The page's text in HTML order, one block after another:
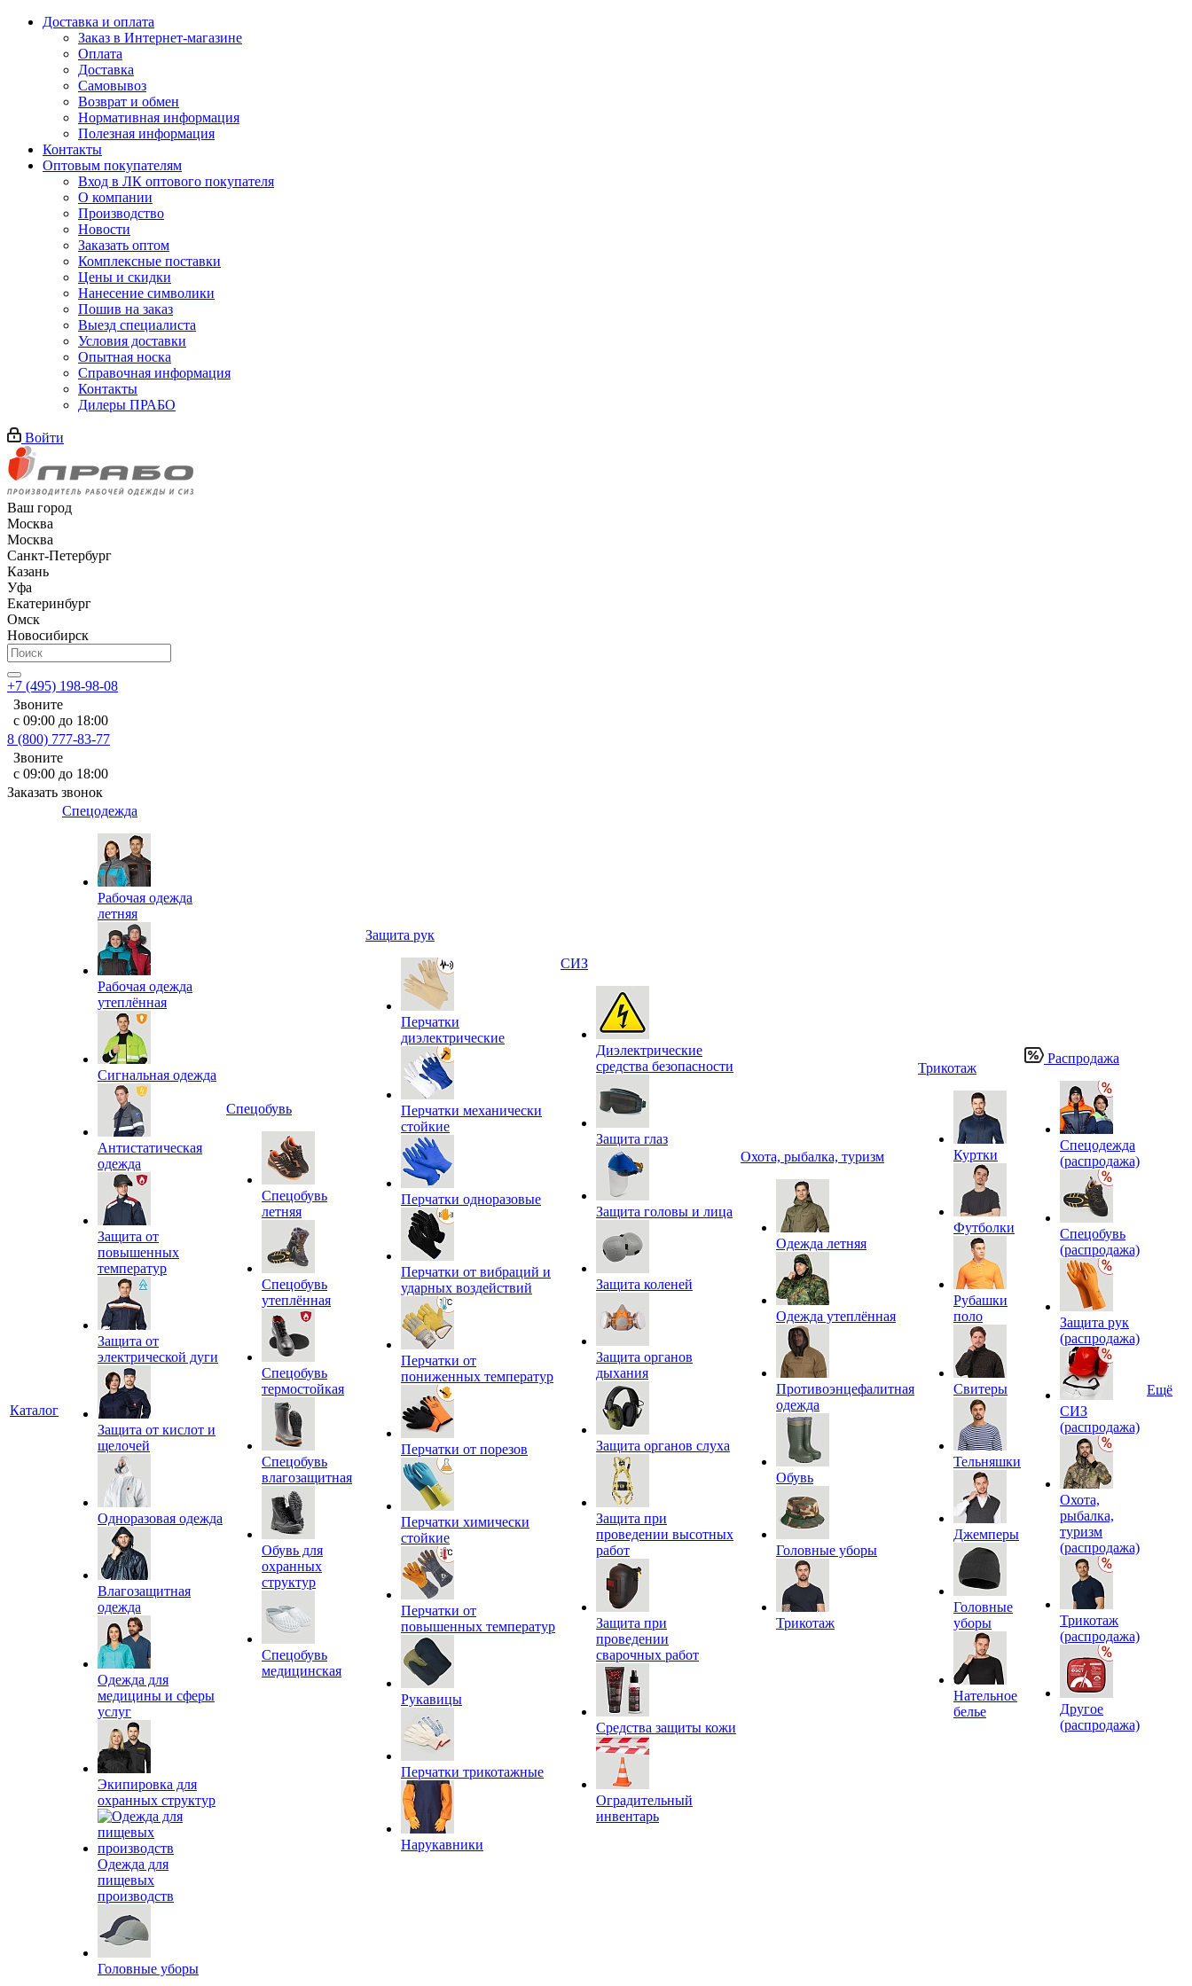
Доставка и оплата
Заказ в Интернет-магазине
Оплата
Доставка
Самовывоз
Возврат и обмен
Нормативная информация
Полезная информация
Контакты
Оптовым покупателям
Вход в ЛК оптового покупателя
О компании
Производство
Новости
Заказать оптом
Комплексные поставки
Цены и скидки
Нанесение символики
Пошив на заказ
Выезд специалиста
Условия доставки
Опытная носка
Справочная информация
Контакты
Дилеры ПРАБО
Войти
Ваш город
Москва
Москва
Санкт-Петербург
Казань
Уфа
Екатеринбург
Омск
Новосибирск
+7 (495) 198-98-08
Звоните
с 09:00 до 18:00
8 (800) 777-83-77
Звоните
с 09:00 до 18:00
Заказать звонок
Каталог
Спецодежда
Рабочая одежда
летняя
Рабочая одежда
утеплённая
Сигнальная одежда
Антистатическая
одежда
Защита от
повышенных
температур
Защита от
электрической дуги
Защита от кислот и
щелочей
Одноразовая одежда
Влагозащитная
одежда
Одежда для
медицины и сферы
услуг
Экипировка для
охранных структур
Одежда для
пищевых
производств
Головные уборы
Спецобувь
Спецобувь
летняя
Спецобувь
утеплённая
Спецобувь
термостойкая
Спецобувь
влагозащитная
Обувь для
охранных
структур
Спецобувь
медицинская
Защита рук
Перчатки
диэлектрические
Перчатки механически
стойкие
Перчатки одноразовые
Перчатки от вибраций и
ударных воздействий
Перчатки от
пониженных температур
Перчатки от порезов
Перчатки химически
стойкие
Перчатки от
повышенных температур
Рукавицы
Перчатки трикотажные
Нарукавники
СИЗ
Диэлектрические
средства безопасности
Защита глаз
Защита головы и лица
Защита коленей
Защита органов
дыхания
Защита органов слуха
Защита при
проведении высотных
работ
Защита при
проведении
сварочных работ
Средства защиты кожи
Оградительный
инвентарь
Охота, рыбалка, туризм
Одежда летняя
Одежда утеплённая
Противоэнцефалитная
одежда
Обувь
Головные уборы
Трикотаж
Трикотаж
Куртки
Футболки
Рубашки
поло
Свитеры
Тельняшки
Джемперы
Головные
уборы
Нательное
белье
Распродажа
Спецодежда
(распродажа)
Спецобувь
(распродажа)
Защита рук
(распродажа)
СИЗ
(распродажа)
Охота,
рыбалка,
туризм
(распродажа)
Трикотаж
(распродажа)
Другое
(распродажа)
Ещё